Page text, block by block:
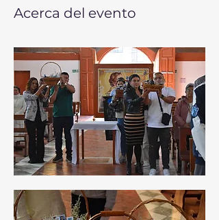
Acerca del evento